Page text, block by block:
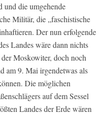
und die umgehende
Militär, die „faschistische
Der nun erfolgende
Landes wäre dann nichts
Moskowiter, doch noch
am 9. Mai irgendetwas als
Die möglichen
auf dem Sessel
Landes der Erde wären